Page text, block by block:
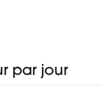
par jour